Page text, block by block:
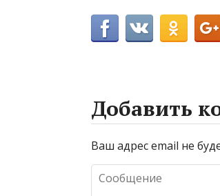
Добавить
Ваш адрес email не